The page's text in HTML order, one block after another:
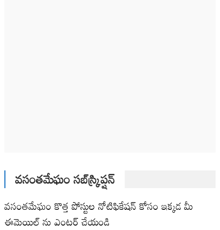
వసంతమేఘం సబ్‌స్క్రిప్షన్
వసంతమేఘం కొత్త పోస్టుల నోటిఫికేషన్ కోసం ఇక్కడ మీ
ఈమెయిల్ ను ఎంటర్ చేయండి